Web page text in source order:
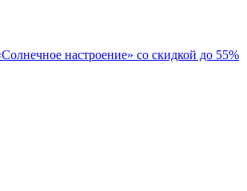
настроение» со скидкой до 55%